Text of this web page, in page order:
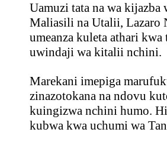
Uamuzi tata na wa kijazba
Maliasili na Utalii, Lazaro
umeanza kuleta athari kwa
uwindaji wa kitalii nchini.
Marekani imepiga
zinazotokana na ndovu
kuingizwa nchini humo.
kubwa kwa uchumi wa